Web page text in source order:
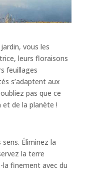
vous les
leurs floraisons
feuillages
s’adaptent aux
pas que ce
de la planète !
Éliminez la
la terre
finement avec du